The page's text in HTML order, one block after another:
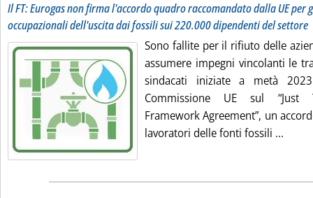
Il FT: Eurogas non firma l'accordo quadro raccomandato dalla UE per
occupazionali dell'uscita dai fossili sui 220.000 dipendenti del settore
Sono fallite per il rifiuto delle
assumere impegni vincolanti le
sindacati iniziate a metà
Commissione UE sul “Just
Framework Agreement”, un
lavoratori delle fonti fossili ...